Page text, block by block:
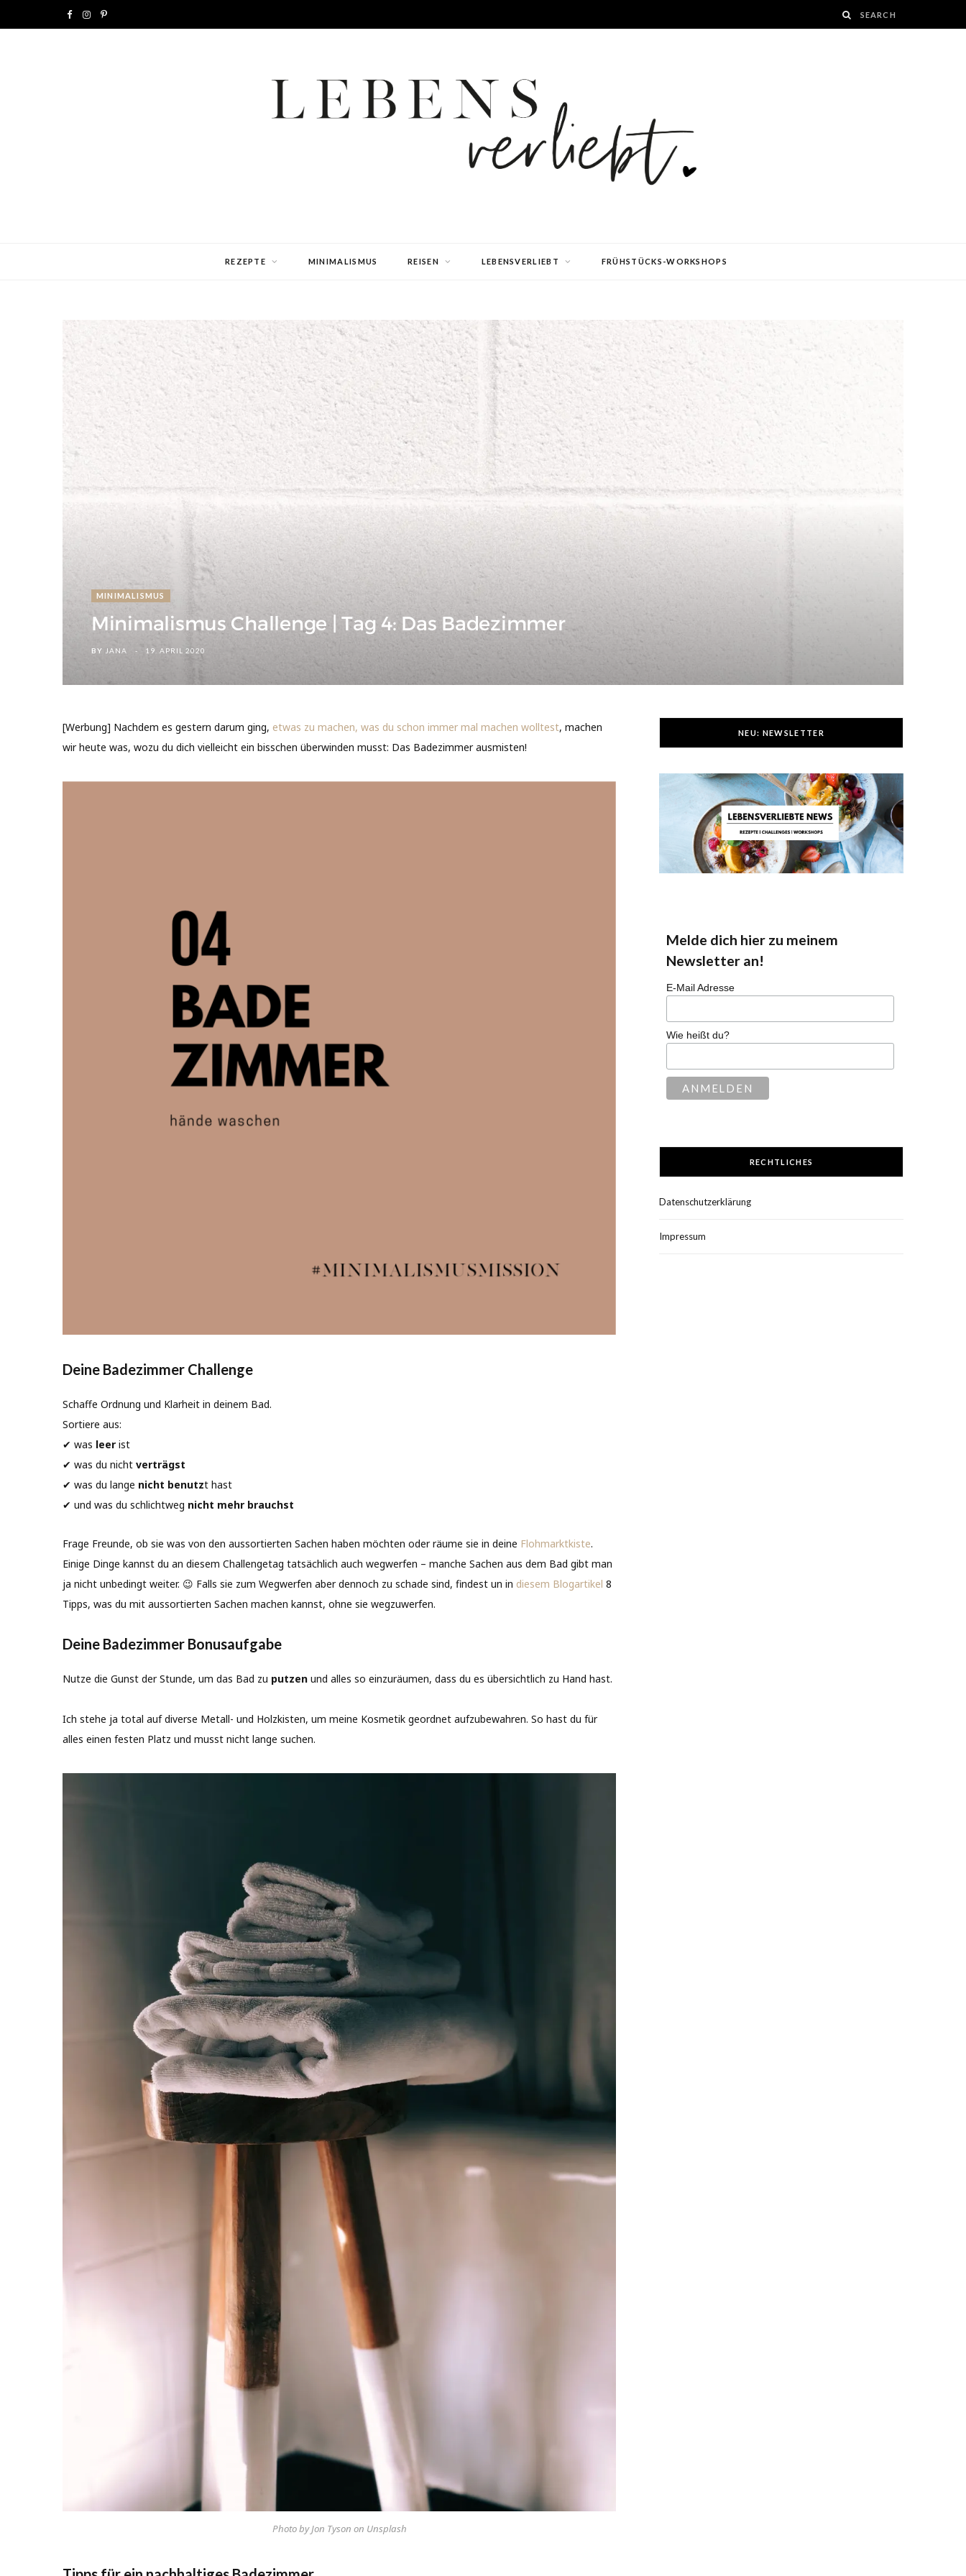
F I P
REZEPTE
MINIMALISMUS REISEN LEBENSVERLIEBT FRÜHSTÜCKS-WORKSHOPS
MINIMALISMUS
Minimalismus Challenge | Tag 4: Das Badezimmer
BY JANA 19. APRIL 2020
[Werbung] Nachdem es gestern darum ging, etwas zu machen, was du schon immer mal machen wolltest, machen
wir heute was, wozu du dich vielleicht ein bisschen überwinden musst: Das Badezimmer ausmisten!
Deine Badezimmer Challenge
Schaffe Ordnung und Klarheit in deinem Bad. ⁠⠀
Sortiere aus:⁠⠀
✔ was leer ist⁠
✔ was du nicht verträgst⁠
✔ was du lange nicht benutzt hast⁠⠀
✔ und was du schlichtweg nicht mehr brauchst⁠⠀
Frage Freunde, ob sie was von den aussortierten Sachen haben möchten oder räume sie in deine Flohmarktkiste.
Einige Dinge kannst du an diesem Challengetag tatsächlich auch wegwerfen – manche Sachen aus dem Bad gibt man
ja nicht unbedingt weiter. 😉⁠ Falls sie zum Wegwerfen aber dennoch zu schade sind, findest un in diesem Blogartikel 8
Tipps, was du mit aussortierten Sachen machen kannst, ohne sie wegzuwerfen.
Deine Badezimmer Bonusaufgabe
Nutze die Gunst der Stunde, um das Bad zu putzen und alles so einzuräumen, dass du es übersichtlich zu Hand hast.
Ich stehe ja total auf diverse Metall- und Holzkisten, um meine Kosmetik geordnet aufzubewahren. So hast du für
alles einen festen Platz und musst nicht lange suchen.
Photo by Jon Tyson on Unsplash
NEU: NEWSLETTER
Melde dich hier zu meinem
Newsletter an!
E-Mail Adresse
Wie heißt du?
RECHTLICHES
Datenschutzerklärung
Impressum